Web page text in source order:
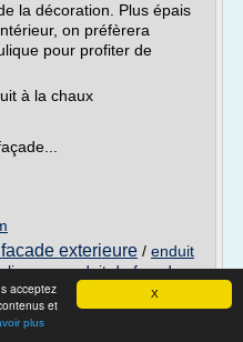
X
acceptez
et
plus
la décoration. Plus épais
on préfèrera
pour profiter de
à la chaux
exterieure / enduit
un enduit de facade a
sable/
enduit facade